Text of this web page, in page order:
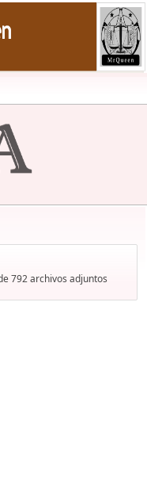
792 archivos adjuntos